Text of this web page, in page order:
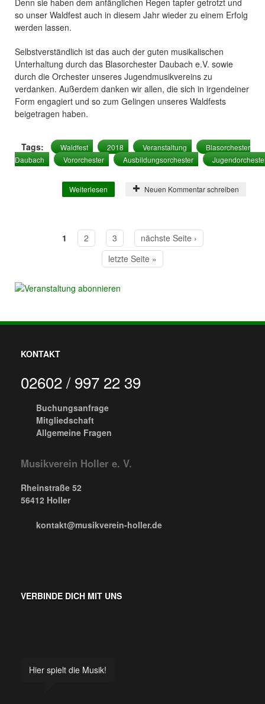
Denn sie haben dem anfänglichen Regen tapfer getrotzt und
so unser Waldfest auch in diesem Jahr wieder zu einem Erfolg
werden lassen.
Selbstverständlich ist das auch der guten musikalischen
Unterhaltung durch das Blasorchester Daubach e.V. sowie
durch die Orchester unseres Jugendmusikvereins zu
verdanken. Außerdem danken wir allen, die sich in irgendeiner
Form engagiert und so zum Gelingen unseres Waldfests
beigetragen haben.
Tags: Waldfest 2018 Veranstaltung
Blasorchester
Daubach
Vororchester Ausbildungsorchester
Weiterlesen über Auf unsere Gäste ist Verlass!
Neuen Kommentar schreiben
1 2 3
nächste Seite ›
letzte Seite »
KONTAKT
02602 / 997 22 39
Buchungsanfrage
Mitgliedschaft
Allgemeine Fragen
Musikverein Holler e. V.
Rheinstraße 52
56412 Holler
kontakt@musikverein-holler.de
VERBINDE DICH MIT UNS
Hier spielt die Musik!